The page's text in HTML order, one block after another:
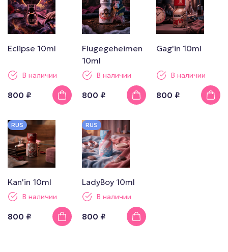
Eclipse 10ml
В наличии
800 ₽
Flugegeheimen
10ml
В наличии
800 ₽
Gag'in 10ml
В наличии
800 ₽
RUS
Kan'in 10ml
В наличии
800 ₽
RUS
LadyBoy 10ml
В наличии
800 ₽